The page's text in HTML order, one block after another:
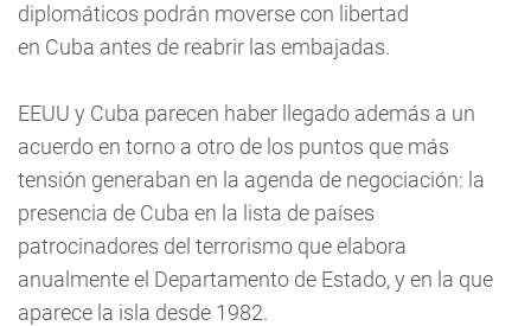
diplomáticos podrán moverse con libertad
en Cuba antes de reabrir las embajadas.
EEUU y Cuba parecen haber llegado además a un
acuerdo en torno a otro de los puntos que más
tensión generaban en la agenda de negociación: la
presencia de Cuba en la lista de países
patrocinadores del terrorismo que elabora
anualmente el Departamento de Estado, y en la que
aparece la isla desde 1982.